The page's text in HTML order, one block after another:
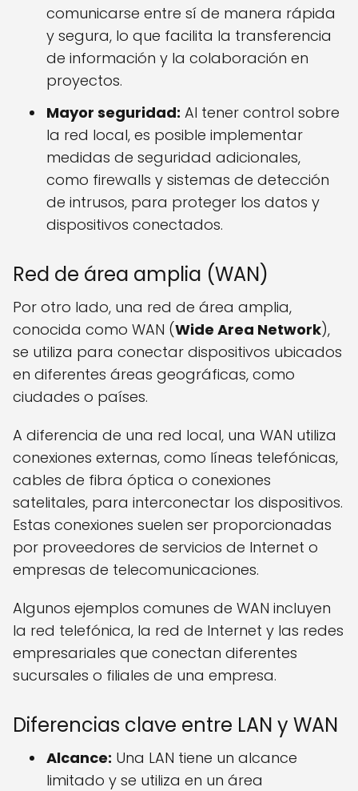
comunicarse entre sí de manera rápida
y segura, lo que facilita la transferencia
de información y la colaboración en
proyectos.
Mayor seguridad: Al tener control sobre
la red local, es posible implementar
medidas de seguridad adicionales,
como firewalls y sistemas de detección
de intrusos, para proteger los datos y
dispositivos conectados.
Red de área amplia (WAN)
Por otro lado, una red de área amplia,
conocida como WAN (Wide Area Network),
se utiliza para conectar dispositivos ubicados
en diferentes áreas geográficas, como
ciudades o países.
A diferencia de una red local, una WAN utiliza
conexiones externas, como líneas telefónicas,
cables de fibra óptica o conexiones
satelitales, para interconectar los dispositivos.
Estas conexiones suelen ser proporcionadas
por proveedores de servicios de Internet o
empresas de telecomunicaciones.
Algunos ejemplos comunes de WAN incluyen
la red telefónica, la red de Internet y las redes
empresariales que conectan diferentes
sucursales o filiales de una empresa.
Diferencias clave entre LAN y WAN
Alcance: Una LAN tiene un alcance
limitado y se utiliza en un área